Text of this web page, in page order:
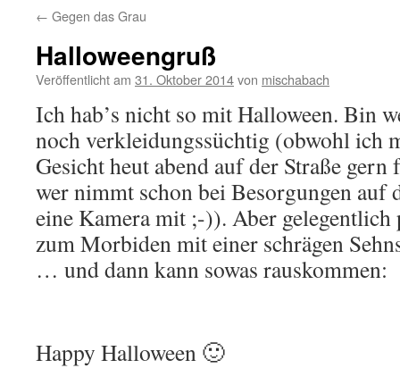
← Gegen das Grau
Halloweengruß
Veröffentlicht am 31. Oktober 2014von mischabach
Ich hab’s nicht so mit Halloween. Bin
noch verkleidungssüchtig (obwohl ich
Gesicht heut abend auf der Straße
wer nimmt schon bei Besorgungen auf
eine Kamera mit ;-)). Aber gelegentlich
zum Morbiden mit einer schrägen
… und dann kann sowas rauskommen:
Happy Halloween 🙂